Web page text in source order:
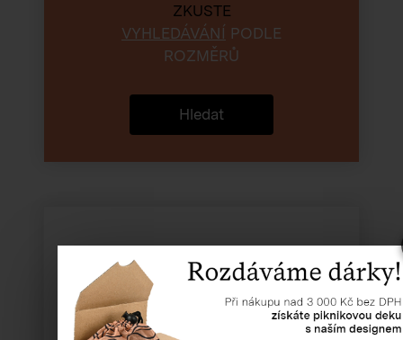
ZKUSTE
VYHLEDÁVÁNÍ PODLE
ROZMĚRŮ
Hledat
Krabice odnosná, 4 lahve